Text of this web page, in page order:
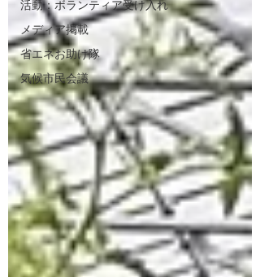
活動：ボランティア受け入れ
メディア掲載
省エネお助け隊
気候市民会議